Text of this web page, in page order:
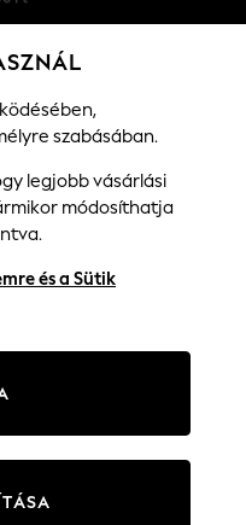
KEZDŐ OLDAL
Kabátok és
szabásában.
legjobb vásárlási
módosíthatja
és a Sütik